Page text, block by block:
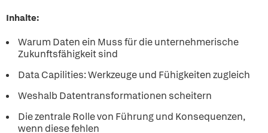
Inhalte:
Warum Daten ein Muss für die unternehmerische
Zukunftsfähigkeit sind
Data Capilities: Werkzeuge und Fühigkeiten zugleich
Weshalb Datentransformationen scheitern
Die zentrale Rolle von Führung und Konsequenzen,
wenn diese fehlen